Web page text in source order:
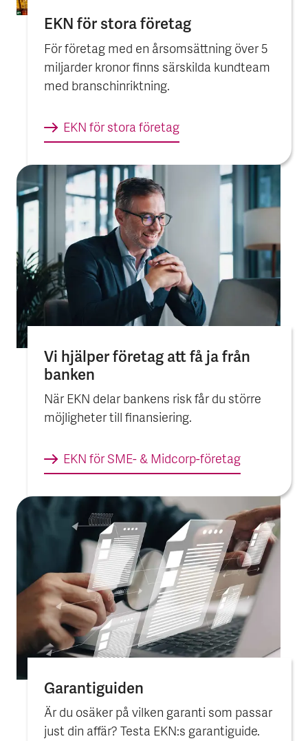
EKN för stora företag
För företag med en årsomsättning över 5
miljarder kronor finns särskilda kundteam
med branschinriktning.
EKN för stora företag
Vi hjälper före­tag att få ja från
banken
När EKN delar bankens risk får du större
möjligheter till finansiering.
EKN för SME- & Midcorp-företag
Garantiguiden
Är du osäker på vilken garanti som passar
just din affär? Testa EKN:s garantiguide.